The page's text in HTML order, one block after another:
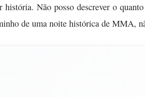
Não posso descrever o
de uma noite histórica de MMA,